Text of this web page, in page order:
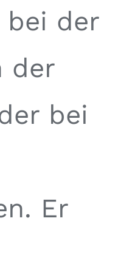
bei der
der
bei
Er